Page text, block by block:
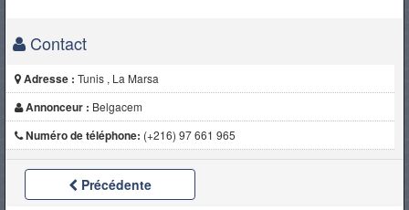
Contact
Adresse : Tunis , La Marsa
Annonceur : Belgacem
Numéro de téléphone: (+216) 97 661 965
Précédente